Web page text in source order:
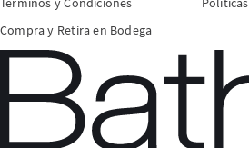
Compra y Retira en Bodega